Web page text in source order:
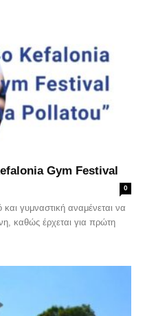
Gym Festival
0
γυμναστική αναμένεται να
καθώς έρχεται για πρώτη